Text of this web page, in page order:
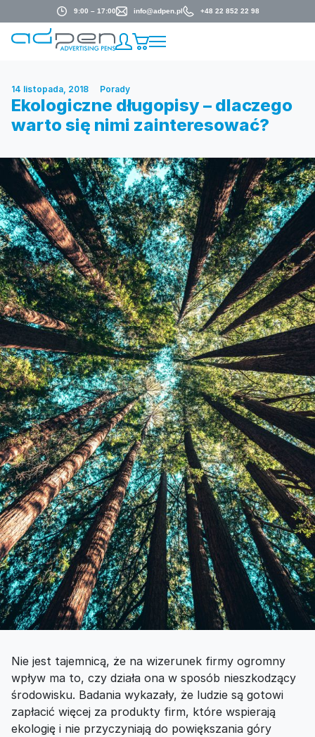
9:00 – 17:00 info@adpen.pl +48 22 852 22 98
14 listopada, 2018 Porady
Ekologiczne długopisy – dlaczego
warto się nimi zainteresować?
Nie jest tajemnicą, że na wizerunek firmy ogromny
wpływ ma to, czy działa ona w sposób nieszkodzący
środowisku. Badania wykazały, że ludzie są gotowi
zapłacić więcej za produkty firm, które wspierają
ekologię i nie przyczyniają do powiększania góry